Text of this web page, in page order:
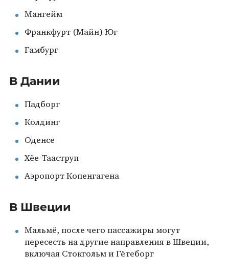
Мангейм
Франкфурт (Майн) Юг
Гамбург
В Дании
Падборг
Колдинг
Оденсе
Хёе-Тааструп
Аэропорт Копенгагена
В Швеции
Мальмё, после чего пассажиры могут
пересесть на другие направления в Швеции,
включая Стокгольм и Гётеборг